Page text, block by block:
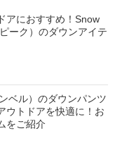
アにおすすめ！Snow
ーク）のダウンアイテ
ベル）のダウンパンツ
ウトドアを快適に！お
をご紹介